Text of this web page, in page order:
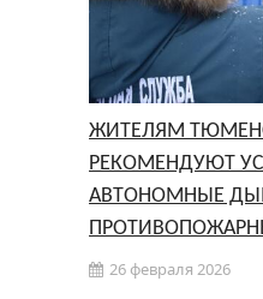
ЖИТЕЛЯМ
РЕКОМЕНДУЮТ
АВТОНОМНЫЕ
26 февраля 2026